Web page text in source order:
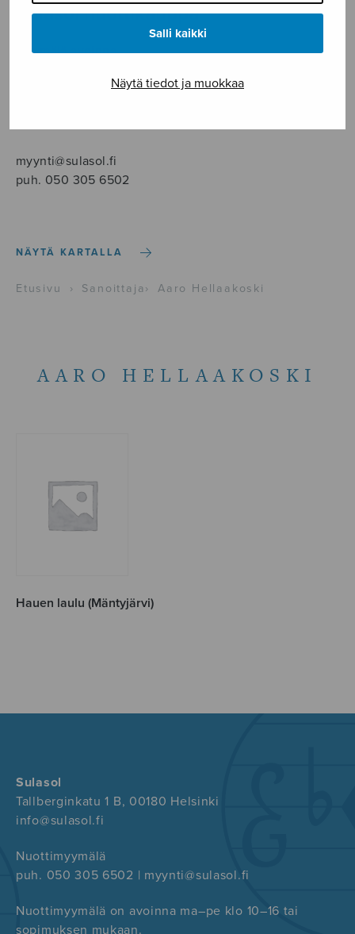
Salli kaikki
Näytä tiedot ja muokkaa
Sulasol nuottikauppa
Myymälä avoinna
myynti@sulasol.fi
puh. 050 305 6502
NÄYTÄ KARTALLA
Etusivu › Sanoittaja › Aaro Hellaakoski
AARO HELLAAKOSKI
Hauen laulu (Mäntyjärvi)
Sulasol
Tallberginkatu 1 B, 00180 Helsinki
info@sulasol.fi
Nuottimyymälä
puh. 050 305 6502 | myynti@sulasol.fi
Nuottimyymälä on avoinna ma–pe klo 10–16 tai
sopimuksen mukaan.